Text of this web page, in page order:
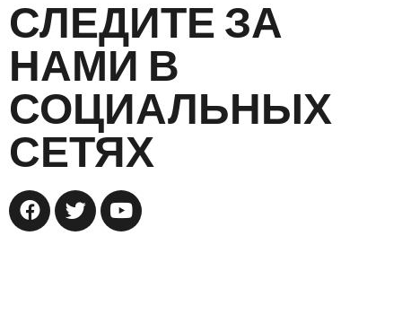
СЛЕДИТЕ ЗА
НАМИ В
СОЦИАЛЬНЫХ
СЕТЯХ